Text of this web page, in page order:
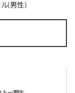
(男性)